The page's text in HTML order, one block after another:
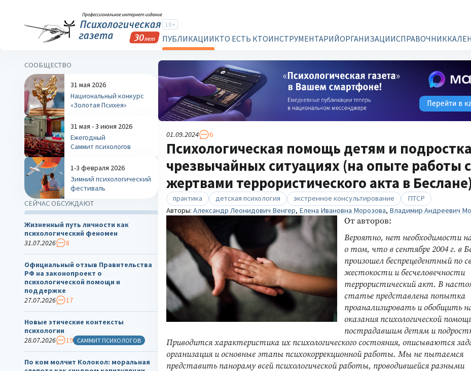
18+
ПУБЛИКАЦИИКТО ЕСТЬ КТОИНСТРУМЕНТАРИЙОРГАНИЗАЦИИСПРАВОЧНИК
01.09.2024 6
Психологическая помощь детям и
чрезвычайных ситуациях (на опыте работы с
жертвами террористического акта в Беслане)
практика детская психология экстренное консультирование
ПТСР
Авторы: Александр Леонидович Венгер, Елена Ивановна Морозова, Владимир Андреевич
От авторов:
Вероятно, нет необходимости
о том, что в сентябре 2004 г. в
произошел беспрецедентный по
жестокости и бесчеловечности
террористический акт. В
статье представлена попытка
проанализировать и обобщить
оказания психологической
пострадавшим детям и
Приводится характеристика их психологического состояния, описываются
организация и основные этапы психокоррекционной работы. Мы не пытаемся
представить панораму всей психологической работы, проводившейся разными
СООБЩЕСТВО
31 мая 2026
Национальный конкурс
«Золотая Психея»
31 мая - 3 июня 2026
Ежегодный
Саммит психологов
1-3 февраля 2026
Зимний психологический
фестиваль
СЕЙЧАС ОБСУЖДАЮТ
Жизненный путь личности как
психологический феномен
31.07.2026
8
Официальный отзыв Правительства
РФ на законопроект о
психологической помощи и
поддержке
27.07.2026
17
Новые этические контексты
психологии
28.07.2026
19 САММИТ ПСИХОЛОГОВ
По ком молчит Колокол: моральная